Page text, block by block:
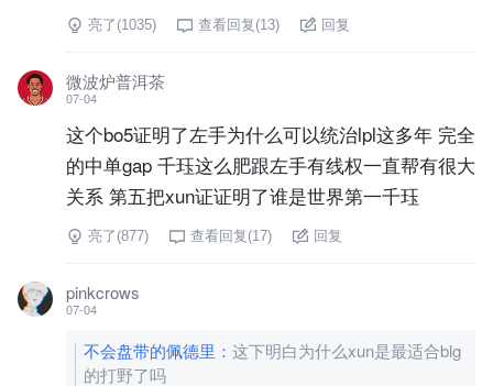
亮了(1035) 查看回复(13) 回复
微波炉普洱茶
07-04
这个bo5证明了左手为什么可以统治lpl这多年 完全
的中单gap 千珏这么肥跟左手有线权一直帮有很大
关系 第五把xun证证明了谁是世界第一千珏
亮了(877) 查看回复(17) 回复
pinkcrows
07-04
不会盘带的佩德里 ： 这下明白为什么xun是最适合blg
的打野了吗